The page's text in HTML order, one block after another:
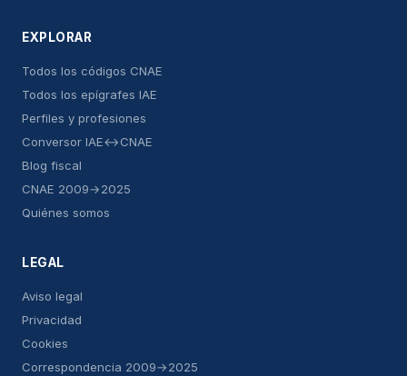
EXPLORAR
Todos los códigos CNAE
Todos los epígrafes IAE
Perfiles y profesiones
Conversor IAE↔CNAE
Blog fiscal
CNAE 2009→2025
Quiénes somos
LEGAL
Aviso legal
Privacidad
Cookies
Correspondencia 2009→2025